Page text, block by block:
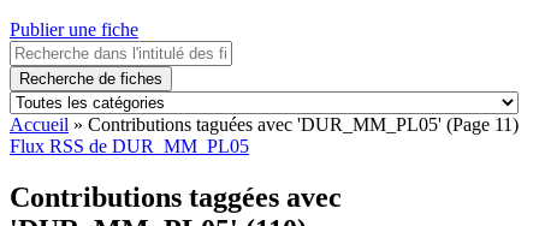
Publier une fiche
Recherche de fiches
Accueil » Contributions taguées avec 'DUR_MM_PL05' (Page 11)
Flux RSS de DUR_MM_PL05
Contributions taggées avec